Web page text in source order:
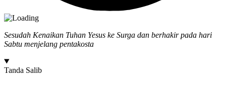
Sesudah Kenaikan Tuhan Yesus ke Surga dan berhakir pada hari
Sabtu menjelang pentakosta
Tanda Salib